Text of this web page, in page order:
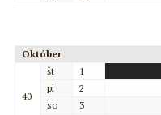
Október
40
št
1
pi
2
so
3